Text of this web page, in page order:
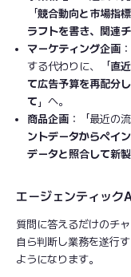
「競合動向と市場指
ラフトを書き、関連
マーケティング企画
する代わりに、「直
て広告予算を再配分
て」へ。
商品企画 ：「最近の
ントデータからペイ
データと照合して新
エージェンティッ
質問に答えるだけのチ
自ら判断し業務を遂行
ようになります。